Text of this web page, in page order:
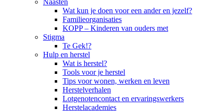
Naasten
Wat kun je doen voor een ander en jezelf?
Familieorganisaties
KOPP – Kinderen van ouders met
Stigma
Te Gek!?
Hulp en herstel
Wat is herstel?
Tools voor je herstel
Tips voor wonen, werken en leven
Herstelverhalen
Lotgenotencontact en ervaringswerkers
Herstelacademies